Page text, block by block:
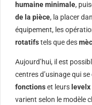
humaine minimale,
de la pièce, la placer
équipement, les
rotatifstels que des
Aujourd’hui, il est
centres d’usinage qui
fonctionset leurs levelx
varient selon le modèle